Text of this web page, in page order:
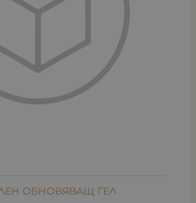
ОБНОВЯВАЩ ГЕЛ